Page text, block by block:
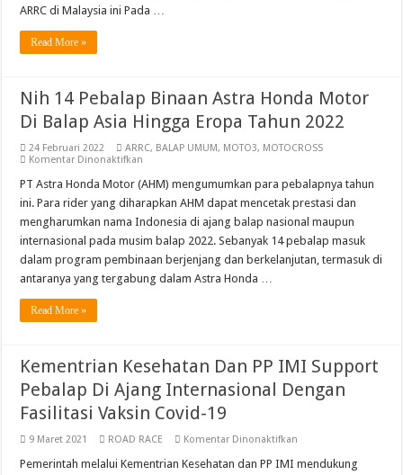
ARRC di Malaysia ini Pada …
Read More »
Nih 14 Pebalap Binaan Astra Honda Motor
Di Balap Asia Hingga Eropa Tahun 2022
24 Februari 2022 ARRC, BALAP UMUM, MOTO3, MOTOCROSS
Komentar Dinonaktifkan
14
Binaan
Astra
Honda
Motor
Balap
Asia
Hingga
PT Astra Honda Motor (AHM) mengumumkan para pebalapnya tahun
ini. Para rider yang diharapkan AHM dapat mencetak prestasi dan
mengharumkan nama Indonesia di ajang balap nasional maupun
internasional pada musim balap 2022. Sebanyak 14 pebalap masuk
dalam program pembinaan berjenjang dan berkelanjutan, termasuk di
antaranya yang tergabung dalam Astra Honda …
Read More »
Kementrian Kesehatan Dan PP IMI Support
Pebalap Di Ajang Internasional Dengan
Fasilitasi Vaksin Covid-19
9 Maret 2021 ROAD RACE Komentar Dinonaktifkan
Kesehatan
Pemerintah melalui Kementrian Kesehatan dan PP IMI mendukung